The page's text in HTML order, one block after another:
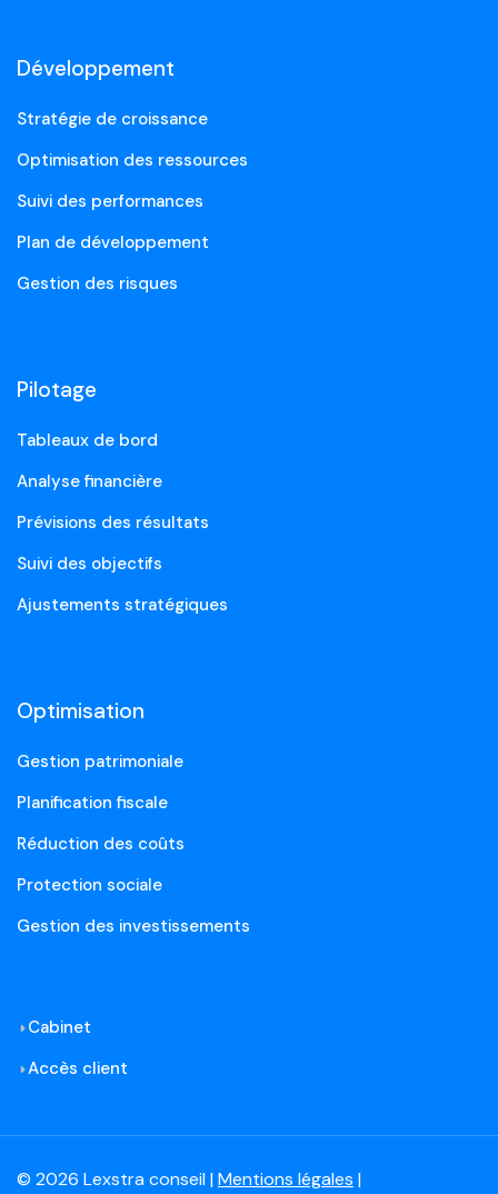
Développement
Stratégie de croissance
Optimisation des ressources
Suivi des performances
Plan de développement
Gestion des risques
Pilotage
Tableaux de bord
Analyse financière
Prévisions des résultats
Suivi des objectifs
Ajustements stratégiques
Optimisation
Gestion patrimoniale
Planification fiscale
Réduction des coûts
Protection sociale
Gestion des investissements
Cabinet
Accès client
© 2026 Lexstra conseil |Mentions légales |